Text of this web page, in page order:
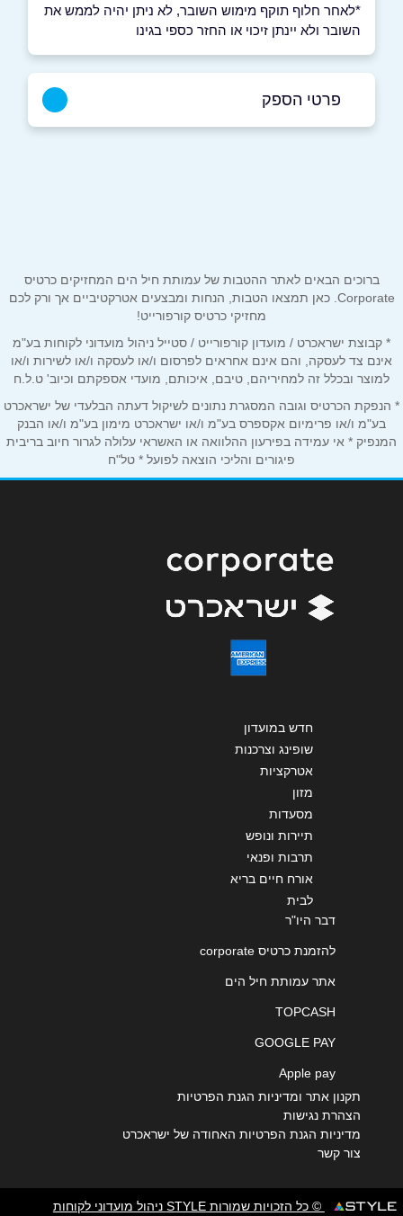
*לאחר חלוף תוקף מימוש השובר, לא ניתן יהיה לממש את
השובר ולא יינתן זיכוי או החזר כספי בגינו
פרטי הספק
שם מלא*
נושא*
אנא חזרו אלי בקשר ל...
ברוכים הבאים לאתר ההטבות של עמותת חיל הים המחזיקים כרטיס
Corporate. כאן תמצאו הטבות, הנחות ומבצעים אטרקטיביים אך ורק לכם
מחזיקי כרטיס קורפורייט!
* קבוצת ישראכרט / מועדון קורפורייט / סטייל ניהול מועדוני לקוחות בע"מ
אינם צד לעסקה, והם אינם אחראים לפרסום ו/או לעסקה ו/או לשירות ו/או
למוצר ובכלל זה למחיריהם, טיבם, איכותם, מועדי אספקתם וכיוב' ט.ל.ח
* הנפקת הכרטיס וגובה המסגרת נתונים לשיקול דעתה הבלעדי של ישראכרט
בע"מ ו/או פרימיום אקספרס בע"מ ו/או ישראכרט מימון בע"מ ו/או הבנק
המנפיק * אי עמידה בפירעון ההלוואה או האשראי עלולה לגרור חיוב בריבית
פיגורים והליכי הוצאה לפועל * טל"ח
חדש במועדון
שופינג וצרכנות
אטרקציות
מזון
מסעדות
תיירות ונופש
תרבות ופנאי
אורח חיים בריא
לבית
דבר היו"ר
להזמנת כרטיס corporate
אתר עמותת חיל הים
TOPCASH
GOOGLE PAY
Apple pay
תקנון אתר ומדיניות הגנת הפרטיות
הצהרת נגישות
מדיניות הגנת הפרטיות האחודה של ישראכרט
צור קשר
© כל הזכויות שמורות STYLE ניהול מועדוני לקוחות